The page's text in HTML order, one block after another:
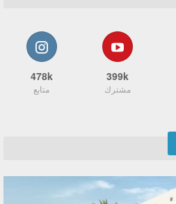
399k
مشترك
478k
متابع